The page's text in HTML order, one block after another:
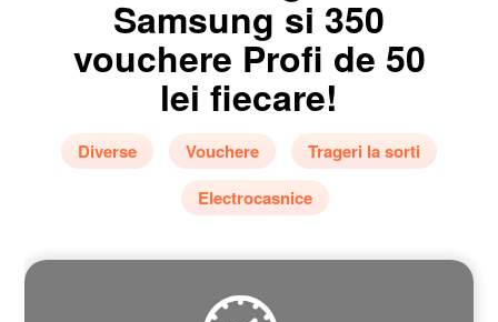
Samsung si 350
vouchere Profi de 50
lei fiecare!
Diverse Vouchere
Trageri la sorti
Electrocasnice